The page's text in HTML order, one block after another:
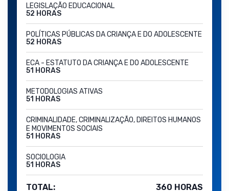
LEGISLAÇÃO EDUCACIONAL
52 HORAS
POLÍTICAS PÚBLICAS DA CRIANÇA E DO ADOLESCENTE
52 HORAS
ECA - ESTATUTO DA CRIANÇA E DO ADOLESCENTE
51 HORAS
METODOLOGIAS ATIVAS
51 HORAS
CRIMINALIDADE, CRIMINALIZAÇÃO, DIREITOS HUMANOS
E MOVIMENTOS SOCIAIS
51 HORAS
SOCIOLOGIA
51 HORAS
TOTAL: 360 HORAS